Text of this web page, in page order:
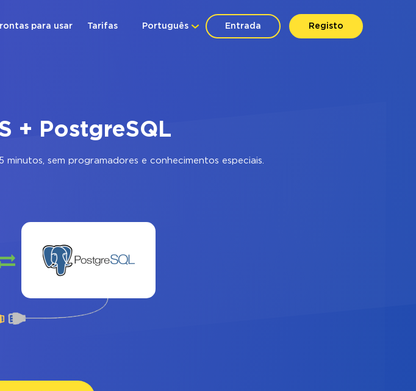
Entrada Registo
Português
para usar Tarifas
+ PostgreSQL
sem programadores e conhecimentos especiais.